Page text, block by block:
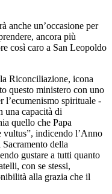
anche un’occasione per
ancora più
così caro a San Leopoldo
Riconciliazione, icona
questo ministero con uno
l’ecumenismo spirituale -
una capacità di
quello che Papa
vultus”, indicendo l’Anno
della
gustare a tutti quanto
con se stessi,
alla grazia che il